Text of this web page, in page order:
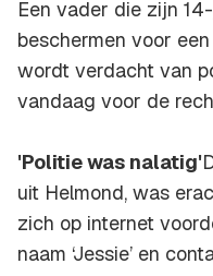
Een vader die zijn
beschermen voor
wordt verdacht van
vandaag voor de
'Politie was nalatig'
uit Helmond, was
zich op internet
naam ‘Jessie’ en